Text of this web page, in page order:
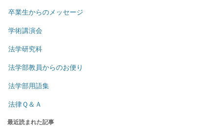
卒業生からのメッセージ
学術講演会
法学研究科
法学部教員からのお便り
法学部用語集
法律Ｑ＆Ａ
最近読まれた記事